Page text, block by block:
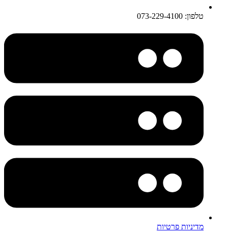
טלפון: 073-229-4100
מדיניות פרטיות